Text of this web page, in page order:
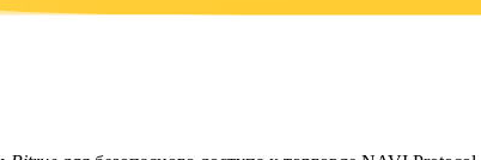
ежедневно